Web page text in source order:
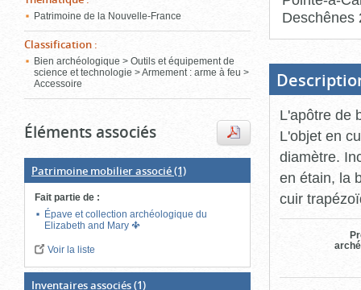
Patrimoine de la Nouvelle-France
Classification :
Bien archéologique > Outils et équipement de
science et technologie > Armement : arme à feu >
Accessoire
Éléments associés
Patrimoine mobilier associé(1)
Fait partie de :
Épave et collection archéologique du
Elizabeth and Mary
Voir la liste
Inventaires associés(1)
Deschênes
bloc
d'onglets
L'apôtre de
L'objet en
diamètre.
en étain, la
cuir